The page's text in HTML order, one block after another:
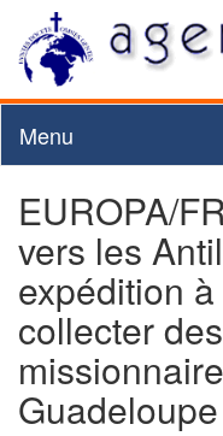
Menu
EUROPA/
vers les
expédition
collecter
Guadeloupe